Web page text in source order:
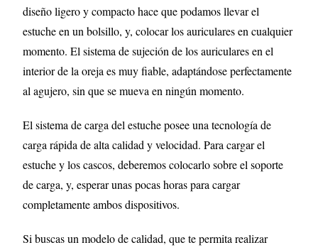
diseño ligero y compacto hace que podamos llevar el
estuche en un bolsillo, y, colocar los auriculares en cualquier
momento. El sistema de sujeción de los auriculares en el
interior de la oreja es muy fiable, adaptándose perfectamente
al agujero, sin que se mueva en ningún momento.
El sistema de carga del estuche posee una tecnología de
carga rápida de alta calidad y velocidad. Para cargar el
estuche y los cascos, deberemos colocarlo sobre el soporte
de carga, y, esperar unas pocas horas para cargar
completamente ambos dispositivos.
Si buscas un modelo de calidad, que te permita realizar